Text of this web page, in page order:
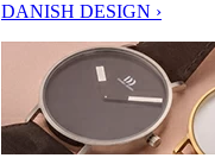
DANISH DESIGN ›